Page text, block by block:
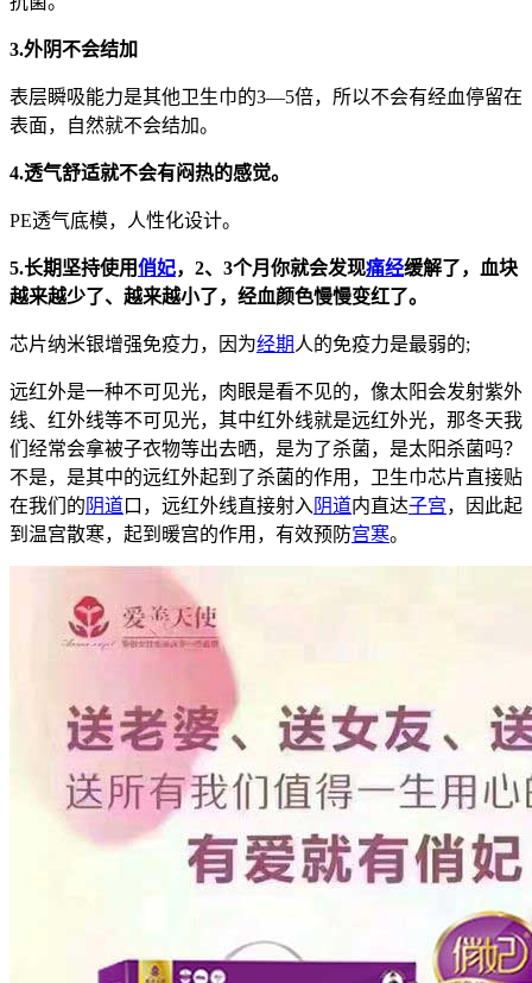
3.外阴不会结加
表层瞬吸能力是其他卫生巾的3—5倍，所以不会有经血停留在
表面，自然就不会结加。
4.透气舒适就不会有闷热的感觉。
PE透气底模，人性化设计。
5.长期坚持使用俏妃，2、3个月你就会发现痛经缓解了，血块
越来越少了、越来越小了，经血颜色慢慢变红了。
芯片纳米银增强免疫力，因为经期 人的免疫力是最弱的;
远红外是一种不可见光，肉眼是看不见的，像太阳会发射紫外
线、红外线等不可见光，其中红外线就是远红外光，那冬天我
们经常会拿被子衣物等出去晒，是为了杀菌，是太阳杀菌吗？
不是，是其中的远红外起到了杀菌的作用，卫生巾芯片直接贴
在我们的 阴道口，远红外线直接射入 阴道内直达子宫，因此起
到温宫散寒，起到暖宫的作用，有效预防宫寒。